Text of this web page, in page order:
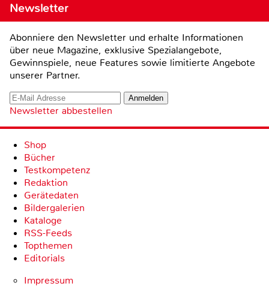
Newsletter
Abonniere den Newsletter und erhalte Informationen
über neue Magazine, exklusive Spezialangebote,
Gewinnspiele, neue Features sowie limitierte Angebote
unserer Partner.
Newsletter abbestellen
Shop
Bücher
Testkompetenz
Redaktion
Gerätedaten
Bildergalerien
Kataloge
RSS-Feeds
Topthemen
Editorials
Impressum